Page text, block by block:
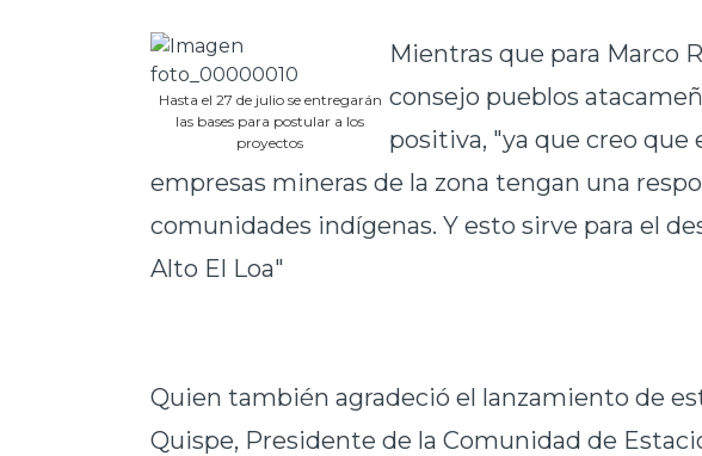
Hasta el 27 de julio se entregarán
las bases para postular a los
proyectos
Mientras que para Marco
consejo pueblos
positiva, "ya que creo
empresas mineras de la zona tengan una
comunidades indígenas. Y esto sirve para el
Alto El Loa"
Quien también agradeció el lanzamiento de
Quispe, Presidente de la Comunidad de